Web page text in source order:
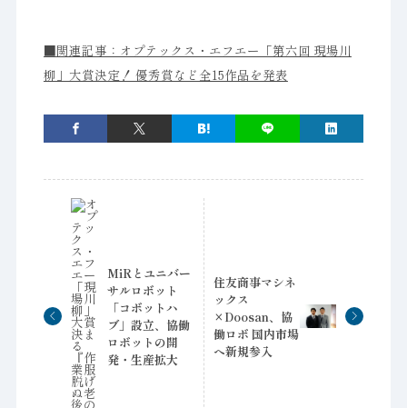
■関連記事：オプテックス・エフエー「第六回 現場川
柳」大賞決定！ 優秀賞など全15作品を発表
MiRとユニバー
サルロボット
「コボットハ
ブ」設立、協働
ロボットの開
発・生産拡大
住友商事マシネ
ックス
×Doosan、協
働ロボ 国内市場
へ新規参入